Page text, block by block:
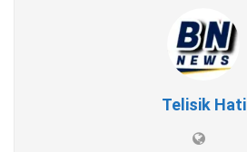
Telisik Hati